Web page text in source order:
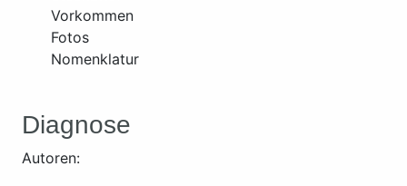
Vorkommen
Fotos
Nomenklatur
Diagnose
Autoren: